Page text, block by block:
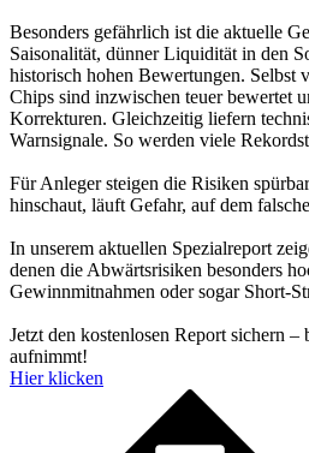
Besonders gefährlich ist die aktuelle
Saisonalität, dünner Liquidität in den
historisch hohen Bewertungen. Selbst
Chips sind inzwischen teuer bewertet
Korrekturen. Gleichzeitig liefern
Warnsignale. So werden viele
Für Anleger steigen die Risiken
hinschaut, läuft Gefahr, auf dem
In unserem aktuellen Spezialreport
denen die Abwärtsrisiken besonders
Gewinnmitnahmen oder sogar Short-
Jetzt den kostenlosen Report sichern
aufnimmt!
Hier klicken